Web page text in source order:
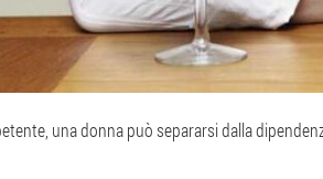
una donna può separarsi dalla